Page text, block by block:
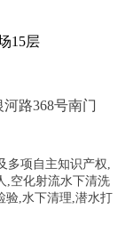
15层
路368号南门
多项自主知识产权,
,空化射流水下清洗
验,水下清理,潜水打